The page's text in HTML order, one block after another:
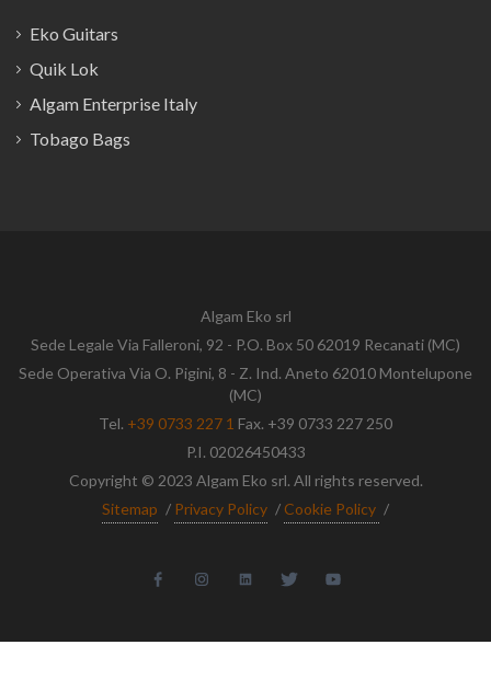
Eko Guitars
Quik Lok
Algam Enterprise Italy
Tobago Bags
Algam Eko srl
Sede Legale Via Falleroni, 92 - P.O. Box 50 62019 Recanati (MC)
Sede Operativa Via O. Pigini, 8 - Z. Ind. Aneto 62010 Montelupone
(MC)
Tel. +39 0733 227 1 Fax. +39 0733 227 250
P.I. 02026450433
Copyright © 2023 Algam Eko srl. All rights reserved.
Sitemap / Privacy Policy / Cookie Policy /